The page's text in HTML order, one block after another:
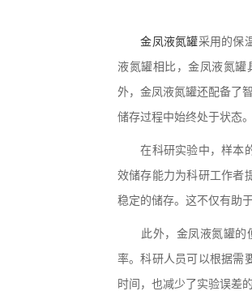
金凤液氮罐采用的保
液氮罐相比，金凤液氮罐
外，金凤液氮罐还配备了
储存过程中始终处于状态。
在科研实验中，样本的
效储存能力为科研工作者
稳定的储存。这不仅有助
此外，金凤液氮罐的便
率。科研人员可以根据需
时间，也减少了实验误差